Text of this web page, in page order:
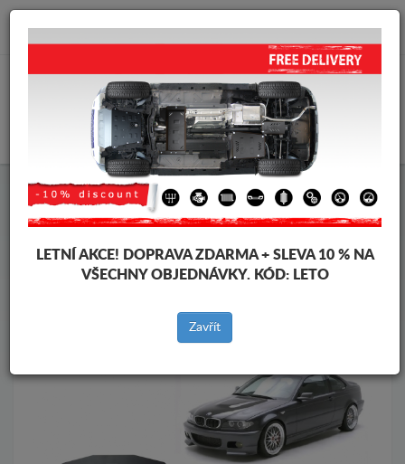
info@krytpodmotor.com
Kryt pod motor BMW Kryt pod motor BMW Seria 3
vozidel
Značky vozidel
Zpět na produkty
LETNÍ AKCE! DOPRAVA ZDARMA + SLEVA 10 % NA
VŠECHNY OBJEDNÁVKY. KÓD: LETO
Zavřít